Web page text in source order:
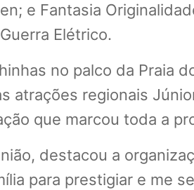
e Fantasia
Elétrico.
no palco da Praia
regionais
que marcou toda a
destacou a
para prestigiar e me